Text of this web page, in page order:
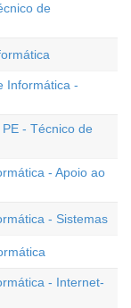
de
Informática -
- Técnico de
- Apoio ao
- Sistemas
- Internet-